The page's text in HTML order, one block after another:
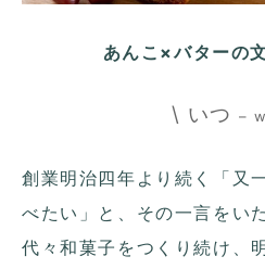
あんこ×バターの
\ いつ –
創業明治四年より続く「又
べたい」と、その一言をい
代々和菓子をつくり続け、